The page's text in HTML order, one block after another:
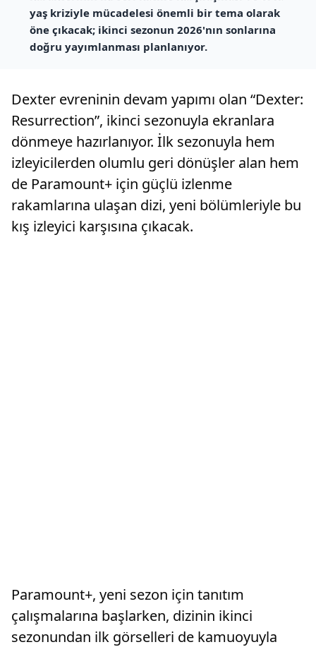
yaş kriziyle mücadelesi önemli bir tema olarak
öne çıkacak; ikinci sezonun 2026'nın sonlarına
doğru yayımlanması planlanıyor.
Dexter evreninin devam yapımı olan “Dexter:
Resurrection”, ikinci sezonuyla ekranlara
dönmeye hazırlanıyor. İlk sezonuyla hem
izleyicilerden olumlu geri dönüşler alan hem
de Paramount+ için güçlü izlenme
rakamlarına ulaşan dizi, yeni bölümleriyle bu
kış izleyici karşısına çıkacak.
Paramount+, yeni sezon için tanıtım
çalışmalarına başlarken, dizinin ikinci
sezonundan ilk görselleri de kamuoyuyla